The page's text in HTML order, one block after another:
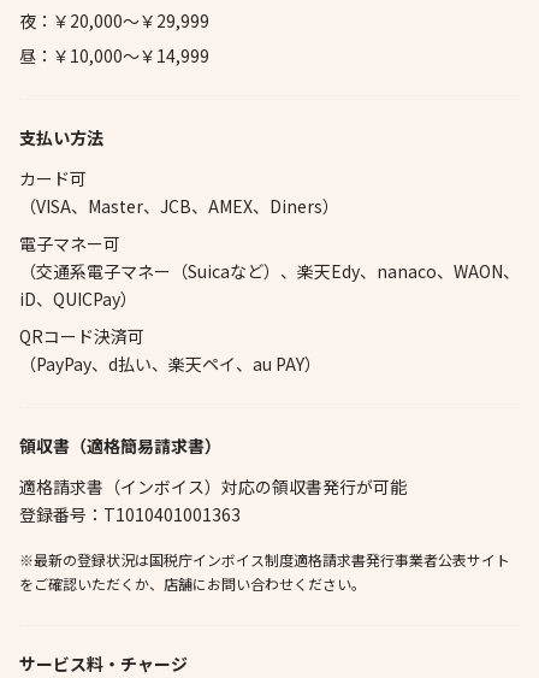
夜：￥20,000～￥29,999
昼：￥10,000～￥14,999
支払い方法
カード可
（VISA、Master、JCB、AMEX、Diners）
電子マネー可
（交通系電子マネー（Suicaなど）、楽天Edy、nanaco、WAON、
iD、QUICPay）
QRコード決済可
（PayPay、d払い、楽天ペイ、au PAY）
領収書（適格簡易請求書）
適格請求書（インボイス）対応の領収書発行が可能
登録番号：T1010401001363
※最新の登録状況は国税庁インボイス制度適格請求書発行事業者公表サイト
をご確認いただくか、店舗にお問い合わせください。
サービス料・チャージ